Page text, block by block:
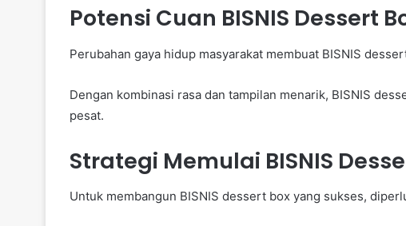
Potensi Cuan BISNIS Dessert
Perubahan gaya hidup masyarakat membuat BISNIS
Dengan kombinasi rasa dan tampilan menarik, BISNIS
pesat.
Strategi Memulai BISNIS
Untuk membangun BISNIS dessert box yang sukses,